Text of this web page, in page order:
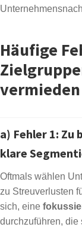
Häufige
a) Fehler 1: Zu
klare
Oftmals wählen
zu Streuverlusten
sich, eine
durchzuführen, die